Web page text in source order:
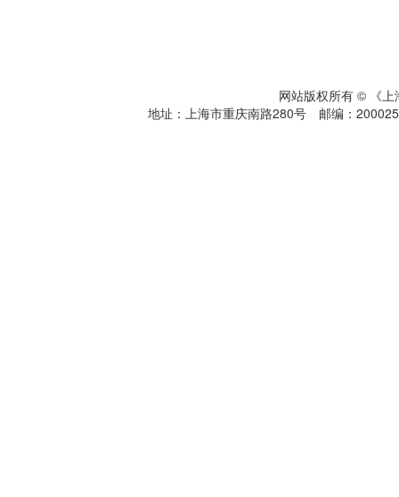
网站版权所有 © 《
地址：上海市重庆南路280号 邮编：